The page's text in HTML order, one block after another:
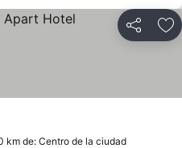
Compartir
precios
km de: Centro de la ciudad